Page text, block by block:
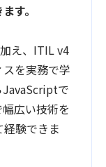
す。
え、ITIL v4
を実務で学
JavaScriptで
広い技術を
験できま